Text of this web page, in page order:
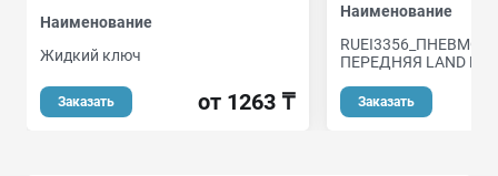
Наименование
Жидкий ключ
Заказать от 1263 ₸
Наименование
ПЕРЕДНЯЯ LAND
Заказать